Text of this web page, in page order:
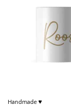
Handmade ♥